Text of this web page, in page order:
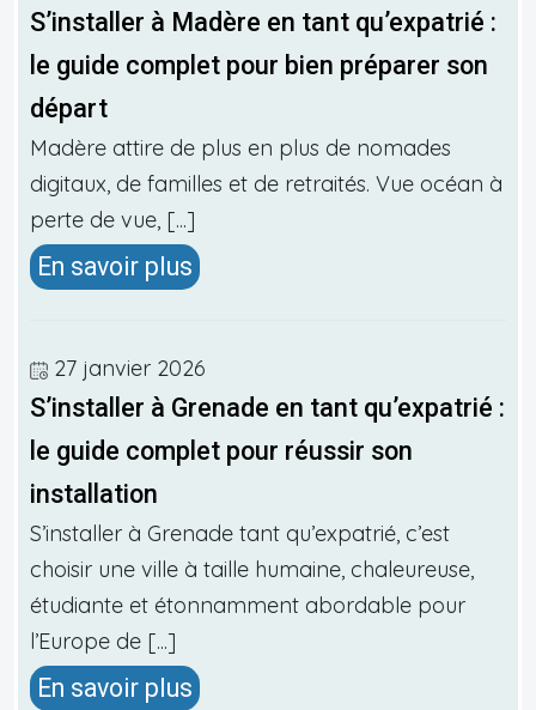
S’installer à Madère en tant qu’expatrié :
le guide complet pour bien préparer son
départ
Madère attire de plus en plus de nomades
digitaux, de familles et de retraités. Vue océan à
perte de vue, [...]
En savoir plus
27 janvier 2026
S’installer à Grenade en tant qu’expatrié :
le guide complet pour réussir son
installation
S’installer à Grenade tant qu’expatrié, c’est
choisir une ville à taille humaine, chaleureuse,
étudiante et étonnamment abordable pour
l’Europe de [...]
En savoir plus